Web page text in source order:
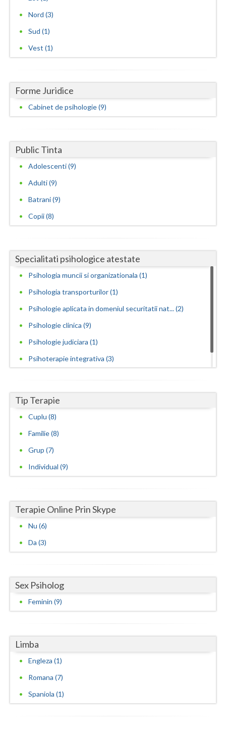
Nord (3)
Sud (1)
Vest (1)
Forme Juridice
Cabinet de psihologie (9)
Public Tinta
Adolescenti (9)
Adulti (9)
Batrani (9)
Copii (8)
Specialitati psihologice atestate
Psihologia muncii si organizationala (1)
Psihologia transporturilor (1)
Psihologie aplicata in domeniul securitatii nat... (2)
Psihologie clinica (9)
Psihologie judiciara (1)
Psihoterapie integrativa (3)
Tip Terapie
Cuplu (8)
Familie (8)
Grup (7)
Individual (9)
Terapie Online Prin Skype
Nu (6)
Da (3)
Sex Psiholog
Feminin (9)
Limba
Engleza (1)
Romana (7)
Spaniola (1)